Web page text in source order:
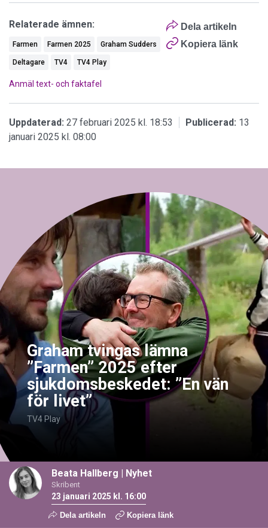
Dela artikeln
Kopiera länk
Relaterade ämnen:
Farmen Farmen 2025 Graham Sudders
Deltagare TV4 TV4 Play
Anmäl text- och faktafel
Uppdaterad: 27 februari 2025 kl. 18:53 Publicerad: 13
januari 2025 kl. 08:00
Graham tvingas lämna
”Farmen” 2025 efter
sjukdomsbeskedet: ”En vän
för livet”
TV4 Play
Beata Hallberg | Nyhet
Skribent
23 januari 2025 kl. 16:00
Dela artikeln Kopiera länk